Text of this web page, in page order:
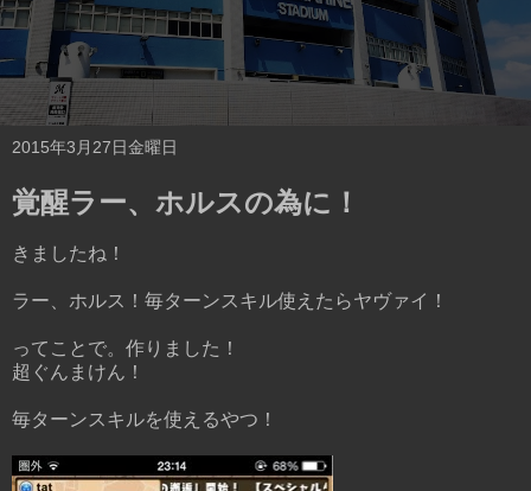
2015年3月27日金曜日
覚醒ラー、ホルスの為に！
きましたね！
ラー、ホルス！毎ターンスキル使えたらヤヴァイ！
ってことで。作りました！
超ぐんまけん！
毎ターンスキルを使えるやつ！